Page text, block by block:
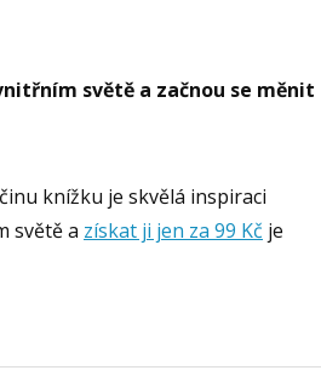
světě a začnou se měnit
knížku je skvělá inspiraci
světě a získat ji jen za 99 Kč je